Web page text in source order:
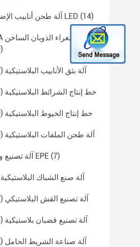
آلة طحن أنابيب الإضاءة LED (14)
EVA آلة عصا الغراء الذوبان الساخن
(29)
آلة بثق الأنابيب البلاستيكية (67)
خط إنتاج الشرائط البلاستيكية (13)
خط إنتاج الخيوط البلاستيكية (20)
آلة طحن الملفات البلاستيكية (39)
آلة تصنيع ورق EPE (7)
آلة صنع الشباك البلاستيكية
آلة تصنيع القش البلاستيكي (27)
آلة تصنيع قضبان بلاستيكية (19)
آلة صناعة الشريط الحامل (12)